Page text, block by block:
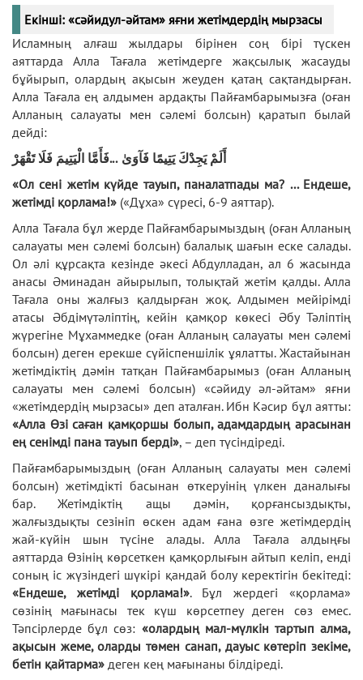
Екінші: «сәйидул-әйтам» яғни жетімдердің мырзасы
Исламның алғаш жылдары бірінен соң бірі түскен
аяттарда Алла Тағала жетімдерге жақсылық жасауды
бұйырып, олардың ақысын жеуден қатаң сақтандырған.
Алла Тағала ең алдымен ардақты Пайғамбарымызға (оған
Алланың салауаты мен сәлемі болсын) қаратып былай
дейді:
أَلَمْ يَجِدْكَ يَتِيمًا فَآوَىٰ ...فَأَمَّا الْيَتِيمَ فَلَا تَقْهَرْ
«Ол сені жетім күйде тауып, паналатпады ма? ... Ендеше,
жетімді қорлама!» («Дұха» сүресі, 6-9 аяттар).
Алла Тағала бұл жерде Пайғамбарымыздың (оған Алланың
салауаты мен сәлемі болсын) балалық шағын еске салады.
Ол әлі құрсақта кезінде әкесі Абдулладан, ал 6 жасында
анасы Әминадан айырылып, толықтай жетім қалды. Алла
Тағала оны жалғыз қалдырған жоқ. Алдымен мейірімді
атасы Әбдімүтәліптің, кейін қамқор көкесі Әбу Тәліптің
жүрегіне Мұхаммедке (оған Алланың салауаты мен сәлемі
болсын) деген ерекше сүйіспеншілік ұялатты. Жастайынан
жетімдіктің дәмін татқан Пайғамбарымыз (оған Алланың
салауаты мен сәлемі болсын) «сәйиду әл-әйтам» яғни
«жетімдердің мырзасы» деп аталған. Ибн Кәсир бұл аятты:
«Алла Өзі саған қамқоршы болып, адамдардың арасынан
ең сенімді пана тауып берді», – деп түсіндіреді.
Пайғамбарымыздың (оған Алланың салауаты мен сәлемі
болсын) жетімдікті басынан өткеруінің үлкен даналығы
бар. Жетімдіктің ащы дәмін, қорғансыздықты,
жалғыздықты сезініп өскен адам ғана өзге жетімдердің
жай-күйін шын түсіне алады. Алла Тағала алдыңғы
аяттарда Өзінің көрсеткен қамқорлығын айтып келіп, енді
соның іс жүзіндегі шүкірі қандай болу керектігін бекітеді:
«Ендеше, жетімді қорлама!». Бұл жердегі «қорлама»
сөзінің мағынасы тек күш көрсетпеу деген сөз емес.
Тәпсірлерде бұл сөз: «олардың мал-мүлкін тартып алма,
ақысын жеме, оларды төмен санап, дауыс көтеріп зекіме,
бетін қайтарма» деген кең мағынаны білдіреді.